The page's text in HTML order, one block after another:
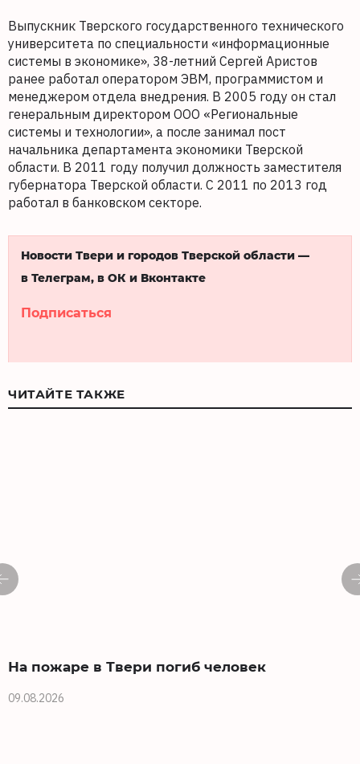
Выпускник Тверского государственного технического
университета по специальности «информационные
системы в экономике», 38-летний Сергей Аристов
ранее работал оператором ЭВМ, программистом и
менеджером отдела внедрения. В 2005 году он стал
генеральным директором ООО «Региональные
системы и технологии», а после занимал пост
начальника департамента экономики Тверской
области. В 2011 году получил должность заместителя
губернатора Тверской области. С 2011 по 2013 год
работал в банковском секторе.
Новости Твери и городов Тверской области —
в Телеграм, в ОК и Вконтакте
Подписаться
ЧИТАЙТЕ ТАКЖЕ
На пожаре в Твери погиб человек
09.08.2026